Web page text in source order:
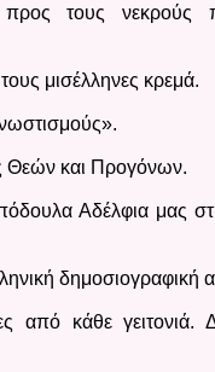
προς τους νεκρούς
μισέλληνες κρεμά.
Θεών και Προγόνων.
Αδέλφια μας
δημοσιογραφική
από κάθε γειτονιά.